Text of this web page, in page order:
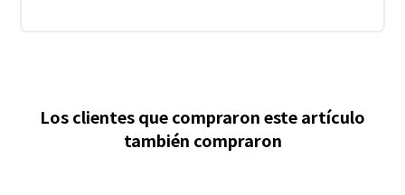
Los clientes que compraron este artículo
también compraron